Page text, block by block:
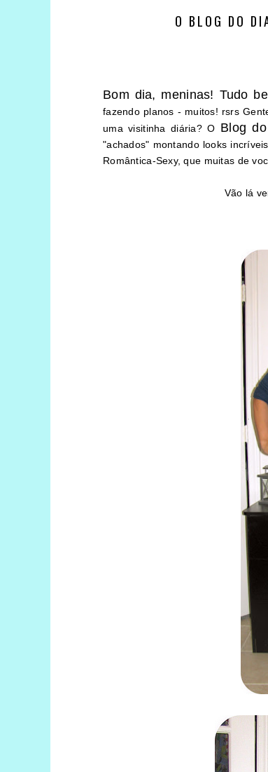
O BLOG DO
Bom dia, meninas! Tudo
fazendo planos - muitos! rsrs
uma visitinha diária? O Blog
"achados" montando looks
Romântica-Sexy, que muitas de
Vão lá